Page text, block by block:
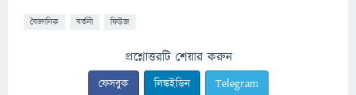
বৈজ্ঞানিক বর্তনী ফিউজ
প্রশ্নোত্তরটি শেয়ার করুন
ফেসবুক লিঙ্কইডিন Telegram